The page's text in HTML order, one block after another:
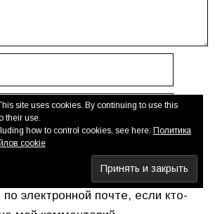
имя, email и адрес сайта в этом
последующих моих комментариев.
электронной почте, если кто-
site uses cookies. By continuing to use this
their use.
how to control cookies, see here: Политика
cookie